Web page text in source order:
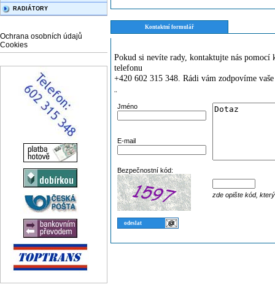
RADIÁTORY
Ochrana osobních údajů
Cookies
Kontaktní formulář
Pokud si nevíte rady, kontaktujte nás
telefonu
+420 602 315 348. Rádi vám zodpovíme
¨
Jméno
E-mail
Bezpečnostní kód:
zde opište kód,